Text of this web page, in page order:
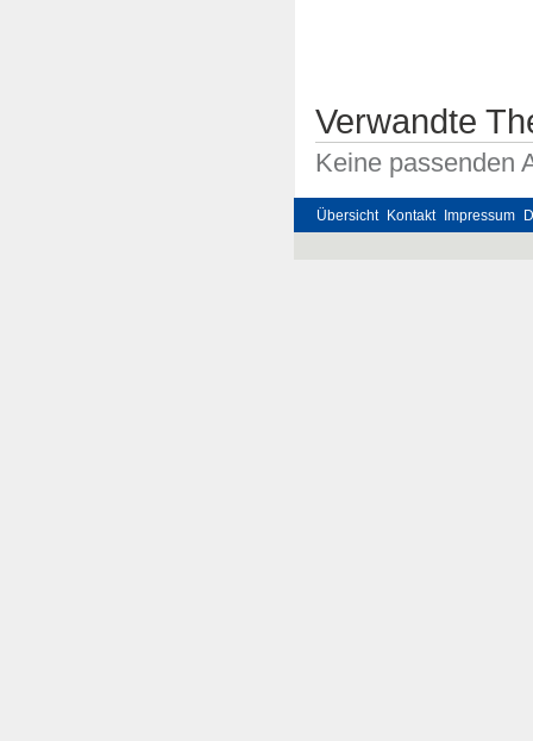
Verwandte
Keine passenden
Übersicht Kontakt Impressum